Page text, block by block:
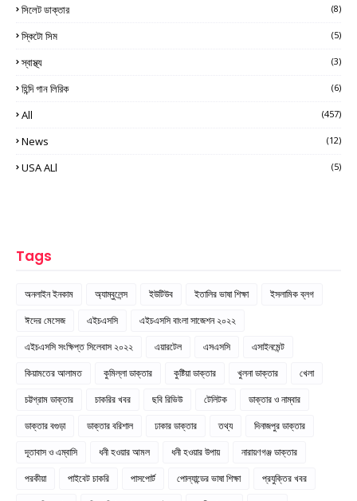
সিলেট ডাক্তার (8)
স্কিটো সিম (5)
স্বাস্থ্য (3)
হিন্দি গান লিরিক (6)
All (457)
News (12)
USA ALl (5)
Tags
অনলাইন ইনকাম অ্যাম্বুলেন্স ইউটিউব ইতালির ভাষা শিক্ষা
ইসলামিক ব্লগ
ঈদের মেসেজ
এইচএসসি
এইচএসসি বাংলা সাজেশন ২০২২
এইচএসসি সংক্ষিপ্ত সিলেবাস ২০২২
এয়ারটেল এসএসসি
এসাইনমেন্ট
কিয়ামতের আলামত
কুমিল্লা ডাক্তার কুষ্টিয়া ডাক্তার খুলনা ডাক্তার
খেলা
চট্টগ্রাম ডাক্তার
চাকরির খবর ছবি রিভিউ টেলিটক
ডাক্তার ও নাম্বার
ডাক্তার বগুড়া
ডাক্তার বরিশাল ঢাকার ডাক্তার তথ্য
দিনাজপুর ডাক্তার
দূতাবাস ও এম্বাসি
ধনী হওয়ার আমল ধনী হওয়ার উপায়
নারায়ণগঞ্জ ডাক্তার
পরকীয়া
পাইবেট চাকরি পাসপোর্ট পোল্যান্ডের ভাষা শিক্ষা
প্রযুক্তির খবর